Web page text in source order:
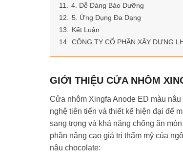
11.
4. Dễ Dàng Bảo Dưỡng
12.
5. Ứng Dụng Đa Dạng
13.
Kết Luận
14.
CÔNG TY CỔ PHẦN XÂY DỰNG
GIỚI THIỆU CỬA NHÔM
Cửa nhôm Xingfa Anode ED màu
nghệ tiên tiến và thiết kế hiện đại để
sang trọng và khả năng chống ăn
phần nâng cao giá trị thẩm mỹ của
nâu chocolate: